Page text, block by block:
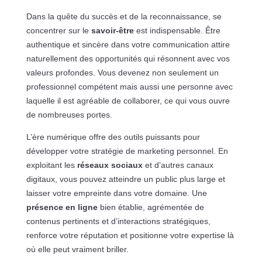
Dans la quête du succès et de la reconnaissance, se
concentrer sur le savoir-êtreest indispensable. Être
authentique et sincère dans votre communication attire
naturellement des opportunités qui résonnent avec vos
valeurs profondes. Vous devenez non seulement un
professionnel compétent mais aussi une personne avec
laquelle il est agréable de collaborer, ce qui vous ouvre
de nombreuses portes.
L’ère numérique offre des outils puissants pour
développer votre stratégie de marketing personnel. En
exploitant les réseaux sociauxet d’autres canaux
digitaux, vous pouvez atteindre un public plus large et
laisser votre empreinte dans votre domaine. Une
présence en lignebien établie, agrémentée de
contenus pertinents et d’interactions stratégiques,
renforce votre réputation et positionne votre expertise là
où elle peut vraiment briller.